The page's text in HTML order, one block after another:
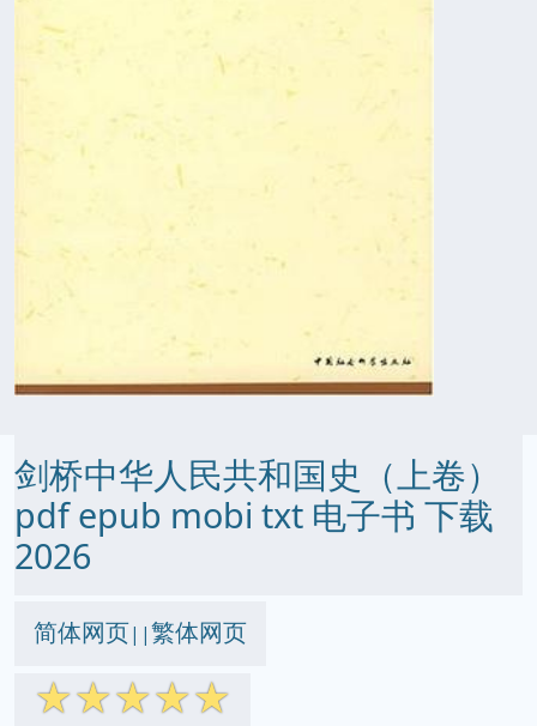
剑桥中华人民共和国史（上卷）
pdf epub mobi txt 电子书 下载
2026
简体网页||繁体网页
☆☆☆☆☆